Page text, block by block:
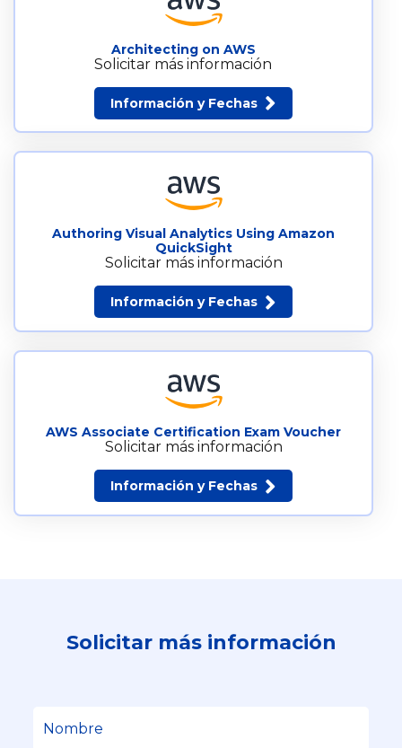
Architecting on AWS
Solicitar más información
Información y Fechas
Authoring Visual Analytics Using Amazon
QuickSight
Solicitar más información
Información y Fechas
AWS Associate Certification Exam Voucher
Solicitar más información
Información y Fechas
Solicitar más información